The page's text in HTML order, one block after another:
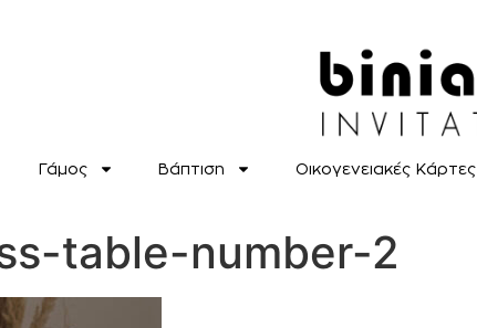
Γάμος Βάπτιση Οικογενειακές Κάρτες
table-number-2